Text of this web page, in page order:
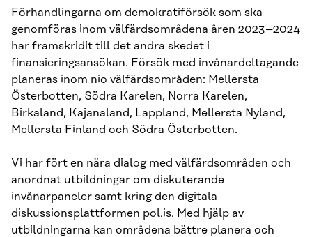
Förhandlingarna om demokratiförsök som ska
genomföras inom välfärdsområdena åren 2023–2024
har framskridit till det andra skedet i
finansieringsansökan. Försök med invånardeltagande
planeras inom nio välfärdsområden: Mellersta
Österbotten, Södra Karelen, Norra Karelen,
Birkaland, Kajanaland, Lappland, Mellersta Nyland,
Mellersta Finland och Södra Österbotten.
Vi har fört en nära dialog med välfärdsområden och
anordnat utbildningar om diskuterande
invånarpaneler samt kring den digitala
diskussionsplattformen pol.is. Med hjälp av
utbildningarna kan områdena bättre planera och